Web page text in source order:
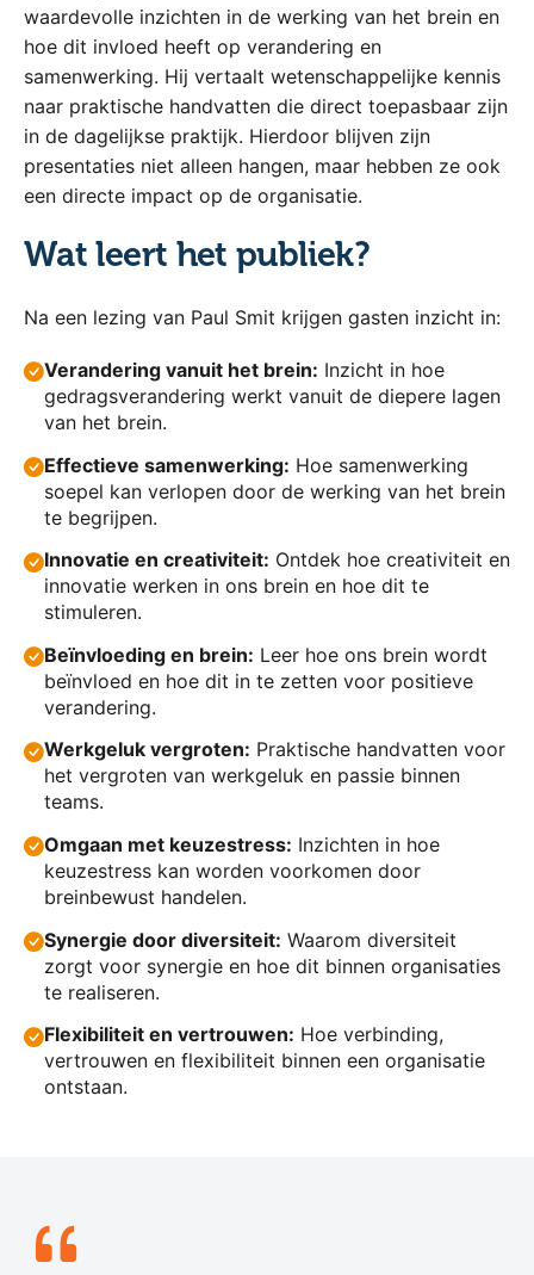
waardevolle inzichten in de werking van het brein en
hoe dit invloed heeft op verandering en
samenwerking. Hij vertaalt wetenschappelijke kennis
naar praktische handvatten die direct toepasbaar zijn
in de dagelijkse praktijk. Hierdoor blijven zijn
presentaties niet alleen hangen, maar hebben ze ook
een directe impact op de organisatie.
Wat leert het publiek?
Na een lezing van Paul Smit krijgen gasten inzicht in:
Verandering vanuit het brein: Inzicht in hoe
gedragsverandering werkt vanuit de diepere lagen
van het brein.
Effectieve samenwerking: Hoe samenwerking
soepel kan verlopen door de werking van het brein
te begrijpen.
Innovatie en creativiteit: Ontdek hoe creativiteit en
innovatie werken in ons brein en hoe dit te
stimuleren.
Beïnvloeding en brein: Leer hoe ons brein wordt
beïnvloed en hoe dit in te zetten voor positieve
verandering.
Werkgeluk vergroten: Praktische handvatten voor
het vergroten van werkgeluk en passie binnen
teams.
Omgaan met keuzestress: Inzichten in hoe
keuzestress kan worden voorkomen door
breinbewust handelen.
Synergie door diversiteit: Waarom diversiteit
zorgt voor synergie en hoe dit binnen organisaties
te realiseren.
Flexibiliteit en vertrouwen: Hoe verbinding,
vertrouwen en flexibiliteit binnen een organisatie
ontstaan.